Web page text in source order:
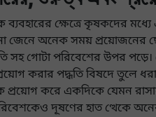
ব্যবহারের ক্ষেত্রে কৃষকদের
জেনে অনেক সময় প্রয়োজনের
সহ গোটা পরিবেশের উপর
করার পদ্ধতি বিষদে তুলে ধরা
করে একদিকে যেমন
দূষণের হাত ত্থেকে